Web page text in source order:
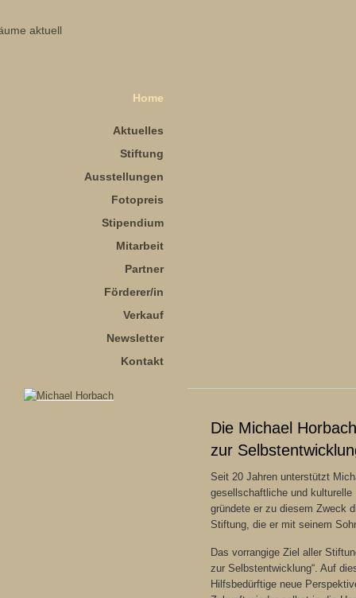
Home
Aktuelles
Stiftung
Ausstellungen
Fotopreis
Stipendium
Mitarbeit
Partner
Förderer/in
Verkauf
Newsletter
Kontakt
Die Michael
zur
Seit 20 Jahren unterstützt
gesellschaftliche und
gründete er zu diesem Zweck
Stiftung, die er mit seinem
Das vorrangige Ziel aller
zur Selbstentwicklung“. Auf
Hilfsbedürftige neue